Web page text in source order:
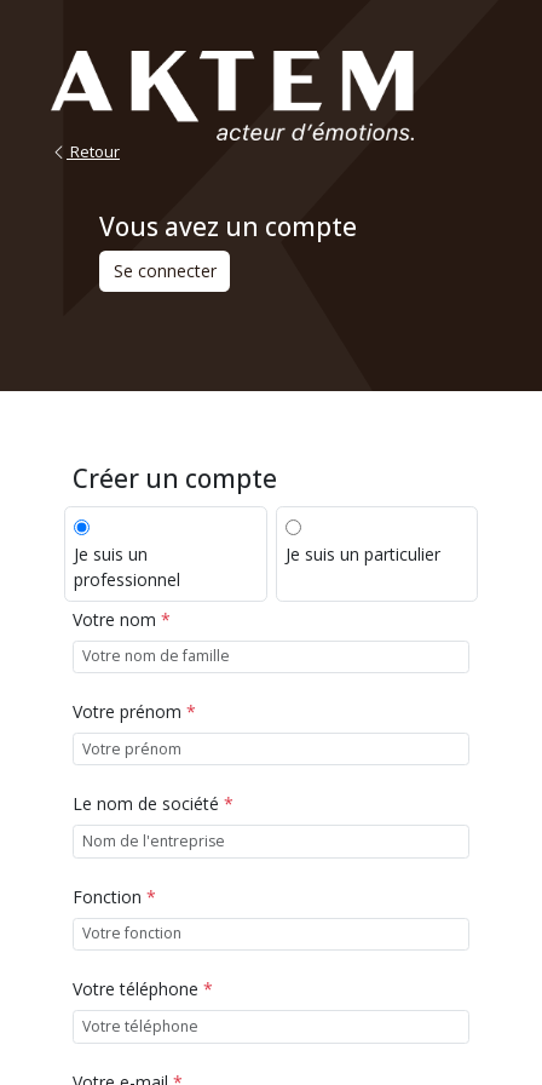
Retour
Vous avez un compte
Se connecter
Créer un compte
Je suis un
professionnel
Je suis un particulier
Votre nom *
Votre prénom *
Le nom de société *
Fonction *
Votre téléphone *